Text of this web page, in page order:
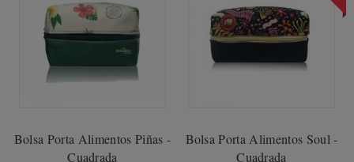
Bolsa Porta Alimentos Piñas -
Cuadrada
Bolsa Porta Alimentos Soul -
Cuadrada